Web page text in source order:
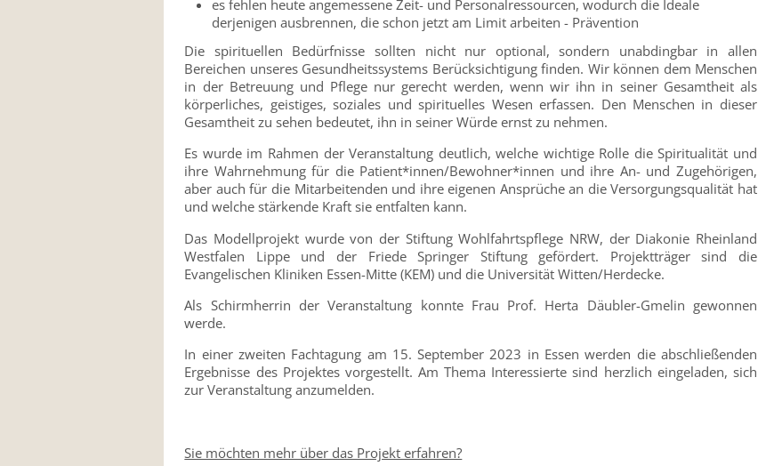
es fehlen heute angemessene Zeit- und Personalressourcen, wodurch die Ideale
derjenigen ausbrennen, die schon jetzt am Limit arbeiten - Prävention
Die spirituellen Bedürfnisse sollten nicht nur optional, sondern unabdingbar in allen
Bereichen unseres Gesundheitssystems Berücksichtigung finden. Wir können dem Menschen
in der Betreuung und Pflege nur gerecht werden, wenn wir ihn in seiner Gesamtheit als
körperliches, geistiges, soziales und spirituelles Wesen erfassen. Den Menschen in dieser
Gesamtheit zu sehen bedeutet, ihn in seiner Würde ernst zu nehmen.
Es wurde im Rahmen der Veranstaltung deutlich, welche wichtige Rolle die Spiritualität und
ihre Wahrnehmung für die Patient*innen/Bewohner*innen und ihre An- und Zugehörigen,
aber auch für die Mitarbeitenden und ihre eigenen Ansprüche an die Versorgungsqualität hat
und welche stärkende Kraft sie entfalten kann.
Das Modellprojekt wurde von der Stiftung Wohlfahrtspflege NRW, der Diakonie Rheinland
Westfalen Lippe und der Friede Springer Stiftung gefördert. Projektträger sind die
Evangelischen Kliniken Essen-Mitte (KEM) und die Universität Witten/Herdecke.
Als Schirmherrin der Veranstaltung konnte Frau Prof. Herta Däubler-Gmelin gewonnen
werde.
In einer zweiten Fachtagung am 15. September 2023 in Essen werden die abschließenden
Ergebnisse des Projektes vorgestellt. Am Thema Interessierte sind herzlich eingeladen, sich
zur Veranstaltung anzumelden.
Sie möchten mehr über das Projekt erfahren?